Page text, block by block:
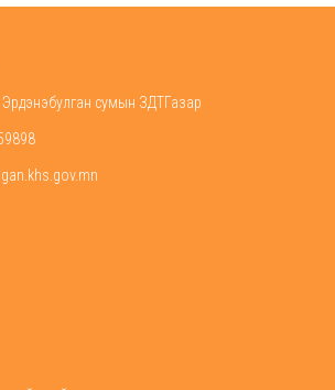
Эрдэнэбулган сумын ЗДТГазар